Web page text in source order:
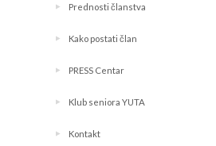
Prednosti članstva
Kako postati član
PRESS Centar
Klub seniora YUTA
Kontakt